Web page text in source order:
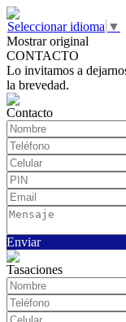
Seleccionar idioma ▼
Mostrar original
CONTACTO
Lo invitamos a
la brevedad.
Contacto
Enviar
Tasaciones